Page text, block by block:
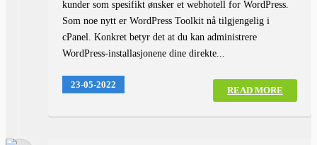
kunder som spesifikt ønsker et webhotell for WordPress.
Som noe nytt er WordPress Toolkit nå tilgjengelig i
cPanel. Konkret betyr det at du kan administrere
WordPress-installasjonene dine direkte...
READ MORE
23-05-2022